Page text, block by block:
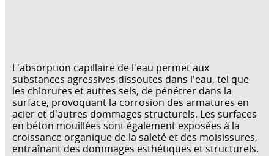
L'absorption capillaire de l'eau permet aux
substances agressives dissoutes dans l'eau, tel que
les chlorures et autres sels, de pénétrer dans la
surface, provoquant la corrosion des armatures en
acier et d'autres dommages structurels. Les surfaces
en béton mouillées sont également exposées à la
croissance organique de la saleté et des moisissures,
entraînant des dommages esthétiques et structurels.